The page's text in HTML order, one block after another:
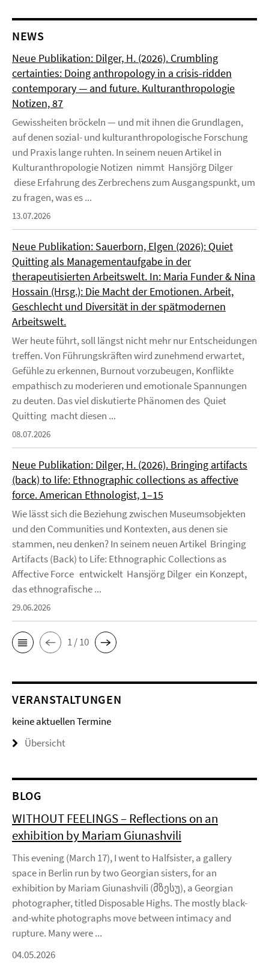
NEWS
Neue Publikation: Dilger, H. (2026). Crumbling
certainties: Doing anthropology in a crisis-ridden
contemporary — and future. Kulturanthropologie
Notizen, 87
Gewissheiten bröckeln — und mit ihnen die Grundlagen,
auf denen sozial- und kulturanthropologische Forschung
und Praxis lange ruhten. In seinem neuen Artikel in
Kulturanthropologie Notizen nimmt Hansjörg Dilger
diese Erfahrung des Zerbrechens zum Ausgangspunkt, um
zu fragen, was es ...
13.07.2026
Neue Publikation: Sauerborn, Elgen (2026): Quiet
Quitting als Managementaufgabe in der
therapeutisierten Arbeitswelt. In: Maria Funder & Nina
Hossain (Hrsg.): Die Macht der Emotionen. Arbeit,
Geschlecht und Diversität in der spätmodernen
Arbeitswelt.
Wer heute führt, soll längst nicht mehr nur Entscheidungen
treffen. Von Führungskräften wird zunehmend erwartet,
Gefühle zu erkennen, Burnout vorzubeugen, Konflikte
empathisch zu moderieren und emotionale Spannungen
zu deuten. Das viel diskutierte Phänomen des Quiet
Quitting macht diesen ...
08.07.2026
Neue Publikation: Dilger, H. (2026). Bringing artifacts
(back) to life: Ethnographic collections as affective
force. American Ethnologist, 1–15
Wie lässt sich die Beziehung zwischen Museumsobjekten
und den Communities und Kontexten, aus denen sie
stammen, neu denken? In seinem neuen Artikel Bringing
Artifacts (Back) to Life: Ethnographic Collections as
Affective Force entwickelt Hansjörg Dilger ein Konzept,
das ethnografische ...
29.06.2026
1 / 10
VERANSTALTUNGEN
keine aktuellen Termine
Übersicht
BLOG
WITHOUT FEELINGS – Reflections on an
exhibition by Mariam Giunashvili
This evening (March 17), I went to Halfsister, a gallery
space in Berlin run by two Georgian sisters, for an
exhibition by Mariam Giunashvili (მზესუ), a Georgian
photographer, titled Disposable Highs. The mostly black-
and-white photographs move between intimacy and
rupture. Many were ...
04.05.2026